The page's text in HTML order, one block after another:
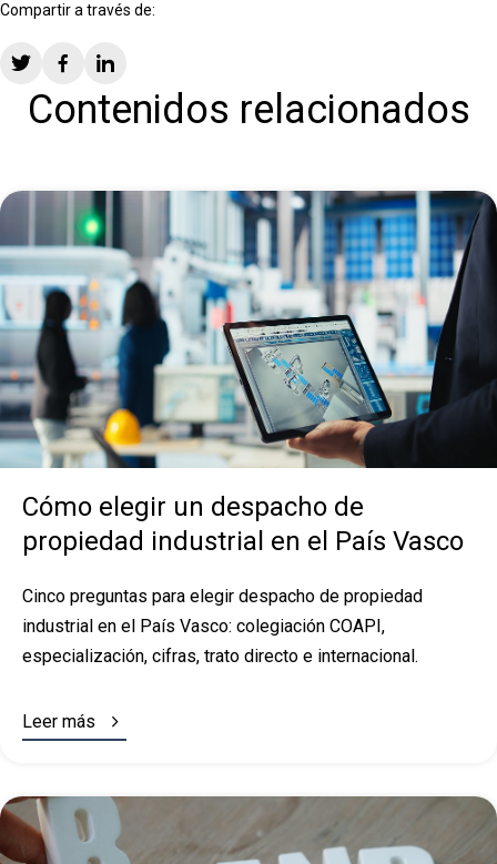
Compartir a través de:
Contenidos relacionados
Cómo elegir un despacho de
propiedad industrial en el País Vasco
Cinco preguntas para elegir despacho de propiedad
industrial en el País Vasco: colegiación COAPI,
especialización, cifras, trato directo e internacional.
Leer más 